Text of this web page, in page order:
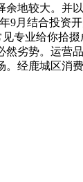
地较大。并
9月结合投资
专业给你拾
劣势。运营
经鹿城区消费